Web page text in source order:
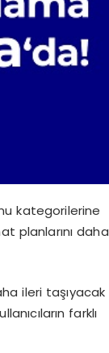
kategorilerine
planlarını daha
ileri taşıyacak
farklı